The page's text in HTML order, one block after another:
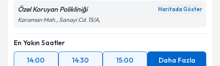
Özel Koruyan Polikliniği Haritada Göster
Karaman Mah., Sanayi Cd. 15/A,
En Yakın Saatler
14:00
14:30 15:00 Daha Fazla